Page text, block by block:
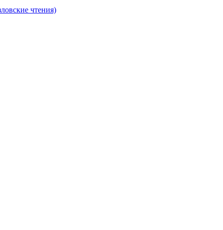
чтения)